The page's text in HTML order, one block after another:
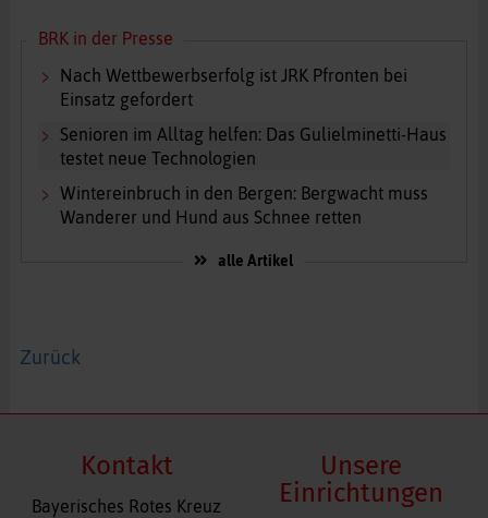
BRK in der Presse
Nach Wettbewerbserfolg ist JRK Pfronten bei
Einsatz gefordert
Senioren im Alltag helfen: Das Gulielminetti-Haus
testet neue Technologien
Wintereinbruch in den Bergen: Bergwacht muss
Wanderer und Hund aus Schnee retten
alle Artikel
Zurück
Kontakt
Bayerisches Rotes Kreuz
Unsere
Einrichtungen